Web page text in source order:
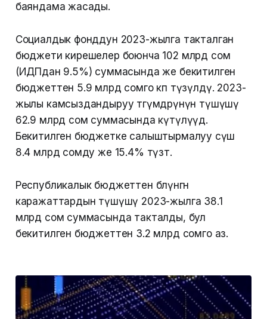
баяндама жасады.
Социалдык фонддун 2023-жылга такталган
бюджети кирешелер боюнча 102 млрд сом
(ИДПдан 9.5%) суммасында же бекитилген
бюджеттен 5.9 млрд сомго көп түзүлдү. 2023-
жылы камсыздандыруу төгүмдөрүнүн түшүшү
62.9 млрд сом суммасында күтүлүүдө.
Бекитилген бюджетке салыштырмалуу өсүш
8.4 млрд сомду же 15.4% түзөт.
Республикалык бюджеттен бөлүнгөн
каражаттардын түшүшү 2023-жылга 38.1
млрд сом суммасында такталды, бул
бекитилген бюджеттен 3.2 млрд сомго аз.